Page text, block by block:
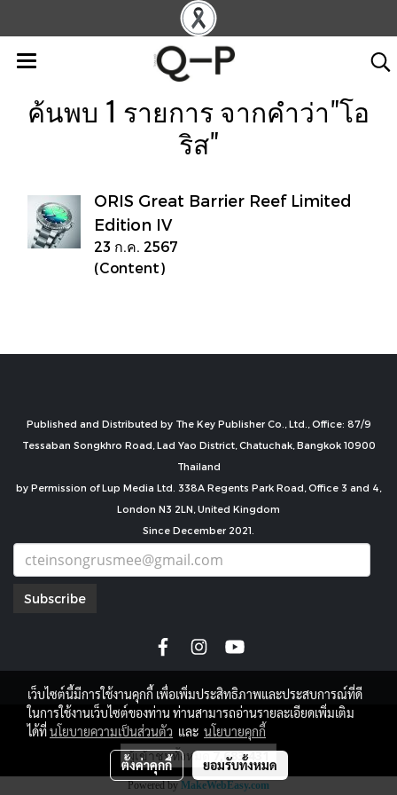
ค้นพบ 1 รายการ จากคำว่า"โอ
ริส"
ORIS Great Barrier Reef Limited
Edition IV
23 ก.ค. 2567
(Content)
Published and Distributed by The Key Publisher Co., Ltd., Office: 87/9
Tessaban Songkhro Road, Lad Yao District, Chatuchak, Bangkok 10900
Thailand
by Permission of Lup Media Ltd. 338A Regents Park Road, Office 3 and 4,
London N3 2LN, United Kingdom
Since December 2021.
Subscribe
copyright by
ผู้เข้าชมทั้งหมด7,683,431
Powered byMakeWebEasy.com
เว็บไซต์นี้มีการใช้งานคุกกี้ เพื่อเพิ่มประสิทธิภาพและประสบการณ์ที่ดี
ในการใช้งานเว็บไซต์ของท่าน ท่านสามารถอ่านรายละเอียดเพิ่มเติม
ได้ที่นโยบายความเป็นส่วนตัว และ นโยบายคุกกี้
ตั้งค่าคุกกี้ ยอมรับทั้งหมด